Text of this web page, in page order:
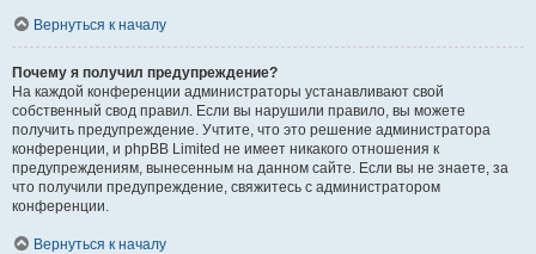
Вернуться к началу
Почему я получил предупреждение?
На каждой конференции администраторы устанавливают свой
собственный свод правил. Если вы нарушили правило, вы можете
получить предупреждение. Учтите, что это решение администратора
конференции, и phpBB Limited не имеет никакого отношения к
предупреждениям, вынесенным на данном сайте. Если вы не знаете, за
что получили предупреждение, свяжитесь с администратором
конференции.
Вернуться к началу